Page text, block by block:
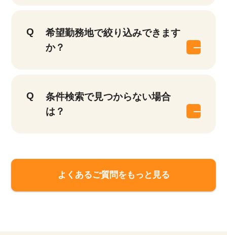
希望勤務地で絞り込みできます
か？
条件検索で見つからない場合
は？
よくあるご質問をもっと見る
該当件数
件
他の条件を選択